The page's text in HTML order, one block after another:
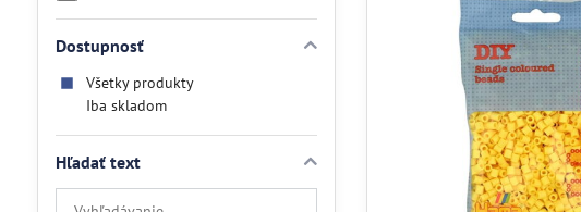
Dostupnosť
Všetky produkty
Iba skladom
Hľadať text
Prehľadať